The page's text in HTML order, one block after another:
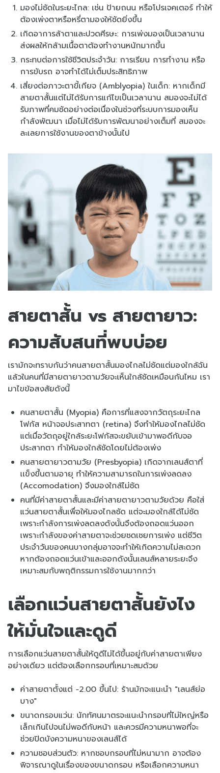
มองไม่ชัดในระยะไกล: เช่น ป้ายถนน หรือโปรเจคเตอร์ ทำให้
ต้องเพ่งตาหรือหรี่ตามองให้ชัดยิ่งขึ้น
เกิดอาการล้าตาและปวดศีรษะ: การเพ่งมองเป็นเวลานาน
ส่งผลให้กล้ามเนื้อตาต้องทำงานหนักมากขึ้น
กระทบต่อการใช้ชีวิตประจำวัน: การเรียน การทำงาน หรือ
การขับรถ อาจทำได้ไม่เต็มประสิทธิภาพ
เสี่ยงต่อภาวะตาขี้เกียจ (Amblyopia) ในเด็ก: หากเด็กมี
สายตาสั้นแต่ไม่ได้รับการแก้ไขเป็นเวลานาน สมองจะไม่ได้
รับภาพที่คมชัดอย่างต่อเนื่องในช่วงที่ระบบการมองเห็น
กำลังพัฒนา เมื่อไม่ได้รับการพัฒนาอย่างเต็มที่ สมองจะ
ละเลยการใช้งานของตาข้างนั้นไป
สายตาสั้น vs สายตายาว:
ความสับสนที่พบบ่อย
เรามักจะทราบกันว่าคนสายตาสั้นมองไกลไม่ชัดแต่มองใกล้ฉัน
แล้วในคนที่มีสายตายาวตามวัยจะเห็นใกล้ชัดเหมือนกันไหม เรา
มาไขข้อสงสัยดังนี้
คนสายตาสั้น (Myopia) คือการที่แสงจากวัตถุระยะไกล
โฟกัส หน้าจอประสาทตา (retina) จึงทำให้มองไกลไม่ชัด
แต่เมื่อวัตถุอยู่ใกล้ระยะโฟกัสจะขยับเข้ามาพอดีกับจอ
ประสาทตา ทำให้มองใกล้ชัดโดยไม่ต้องเพ่ง
คนสายตายาวตามวัย (Presbyopia) เกิดจากเลนส์ตาที่
เเข็งขึ้นตามอายุ ทำให้ความสามารถในการเพ่งลดลง
(Accomodation) จึงมองใกล้ไม่ชัด
คนที่มีค่าสายตาสั้นและมีค่าสายตายาวตามวัยด้วย คือใส่
แว่นสายตาสั้นเพื่อให้มองไกลชัด แต่จะมองใกล้ได้ไม่ชัด
เพราะกำลังการเพ่งลดลงดังนั้นจึงต้องถอดแว่นออก
เพราะกำลังของค่าสายตาจะช่วยชดเชยการเพ่ง แต่ชีวิต
ประจำวันของคนบางกลุ่มอาจจะทำให้เกิดความไม่สะดวก
หากต้องถอดแว่นเข้าและออกดังนั้นเลนส์หลายระยะจึง
เหมาะสมกับพฤติกรรมการใช้งานมากกว่า
เลือกแว่นสายตาสั้นยังไง
ให้มั่นใจและดูดี
การเลือกแว่นสายตาสั้นให้ดูดีไม่ได้ขึ้นอยู่กับค่าสายตาเพียง
อย่างเดียว แต่ต้องเลือกกรอบที่เหมาะสมด้วย
ค่าสายตาตั้งแต่ -2.00 ขึ้นไป: ร้านมักจะแนะนำ "เลนส์ย่อ
บาง"
ขนาดกรอบแว่น: นักทัศนมาตรจะแนะนำกรอบที่ไม่ใหญ่หรือ
เล็กเกินไปจนไม่พอดีกับหน้า และควรมีความหนาพอที่จะ
ช่วยปิดบังความหนาของเลนส์ได้
ความชอบส่วนตัว: หากชอบกรอบที่ไม่หนามาก อาจต้อง
พิจารณาดูในเรื่องของขนาดกรอบ หรือเลือกความหนา